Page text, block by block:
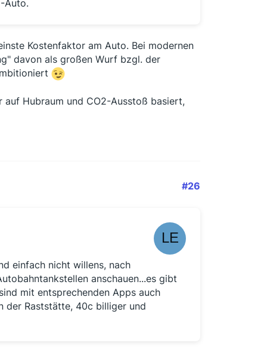
Auto.
Kostenfaktor am Auto. Bei modernen
davon als großen Wurf bzgl. der
auf Hubraum und CO2-Ausstoß basiert,
#26
einfach nicht willens, nach
anschauen...es gibt
mit entsprechenden Apps auch
der Raststätte, 40c billiger und